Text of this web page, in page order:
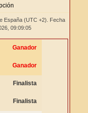
España (UTC +2). Fecha
09:09:05
Ganador
Ganador
Finalista
Finalista